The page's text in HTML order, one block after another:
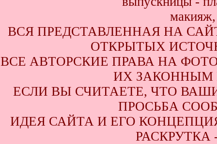
ВСЯ ПРЕДСТАВЛЕННАЯ НА
ОТКРЫТЫХ
ВСЕ АВТОРСКИЕ ПРАВА НА
ИХ ЗАКОННЫМ
ЕСЛИ ВЫ СЧИТАЕТЕ, ЧТО
ПРОСЬБА
ИДЕЯ САЙТА И ЕГО КОНЦЕПЦИЯ
РАСКРУТКА -